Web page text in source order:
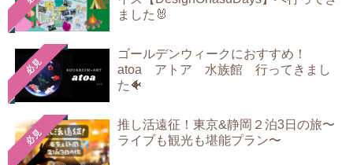
ました🐰
必見
ゴールデンウィークにおすすめ！
atoa アトア 水族館 行ってきまし
た🐠
必見
推し活遠征！東京&静岡２泊3日の旅〜
ライブも観光も堪能プラン〜